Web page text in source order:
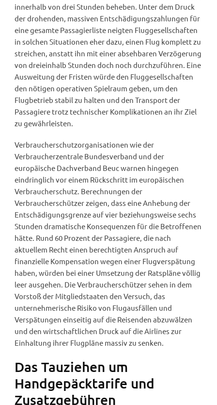
innerhalb von drei Stunden beheben. Unter dem Druck
der drohenden, massiven Entschädigungszahlungen für
eine gesamte Passagierliste neigten Fluggesellschaften
in solchen Situationen eher dazu, einen Flug komplett zu
streichen, anstatt ihn mit einer absehbaren Verzögerung
von dreieinhalb Stunden doch noch durchzuführen. Eine
Ausweitung der Fristen würde den Fluggesellschaften
den nötigen operativen Spielraum geben, um den
Flugbetrieb stabil zu halten und den Transport der
Passagiere trotz technischer Komplikationen an ihr Ziel
zu gewährleisten.
Verbraucherschutzorganisationen wie der
Verbraucherzentrale Bundesverband und der
europäische Dachverband Beuc warnen hingegen
eindringlich vor einem Rückschritt im europäischen
Verbraucherschutz. Berechnungen der
Verbraucherschützer zeigen, dass eine Anhebung der
Entschädigungsgrenze auf vier beziehungsweise sechs
Stunden dramatische Konsequenzen für die Betroffenen
hätte. Rund 60 Prozent der Passagiere, die nach
aktuellem Recht einen berechtigten Anspruch auf
finanzielle Kompensation wegen einer Flugverspätung
haben, würden bei einer Umsetzung der Ratspläne völlig
leer ausgehen. Die Verbraucherschützer sehen in dem
Vorstoß der Mitgliedstaaten den Versuch, das
unternehmerische Risiko von Flugausfällen und
Verspätungen einseitig auf die Reisenden abzuwälzen
und den wirtschaftlichen Druck auf die Airlines zur
Einhaltung ihrer Flugpläne massiv zu senken.
Das Tauziehen um
Handgepäcktarife und
Zusatzgebühren